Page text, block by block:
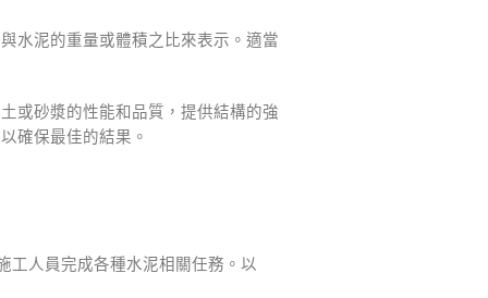
水泥的重量或體積之比來表示。適當
或砂漿的性能和品質，提供結構的強
確保最佳的結果。
工人員完成各種水泥相關任務。以